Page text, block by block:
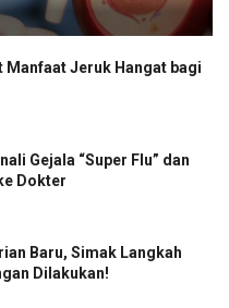
Manfaat Jeruk Hangat bagi
Gejala “Super Flu” dan
Dokter
Baru, Simak Langkah
Dilakukan!